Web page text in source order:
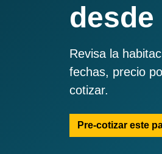
desde
Revisa la
fechas, precio
cotizar.
Pre-cotizar este